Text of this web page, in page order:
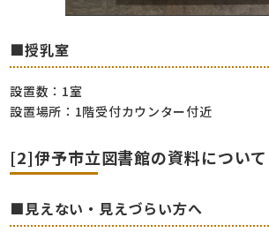
■授乳室
設置数：1室
設置場所：1階受付カウンター付近
[2]伊予市立図書館の資料について
■見えない・見えづらい方へ